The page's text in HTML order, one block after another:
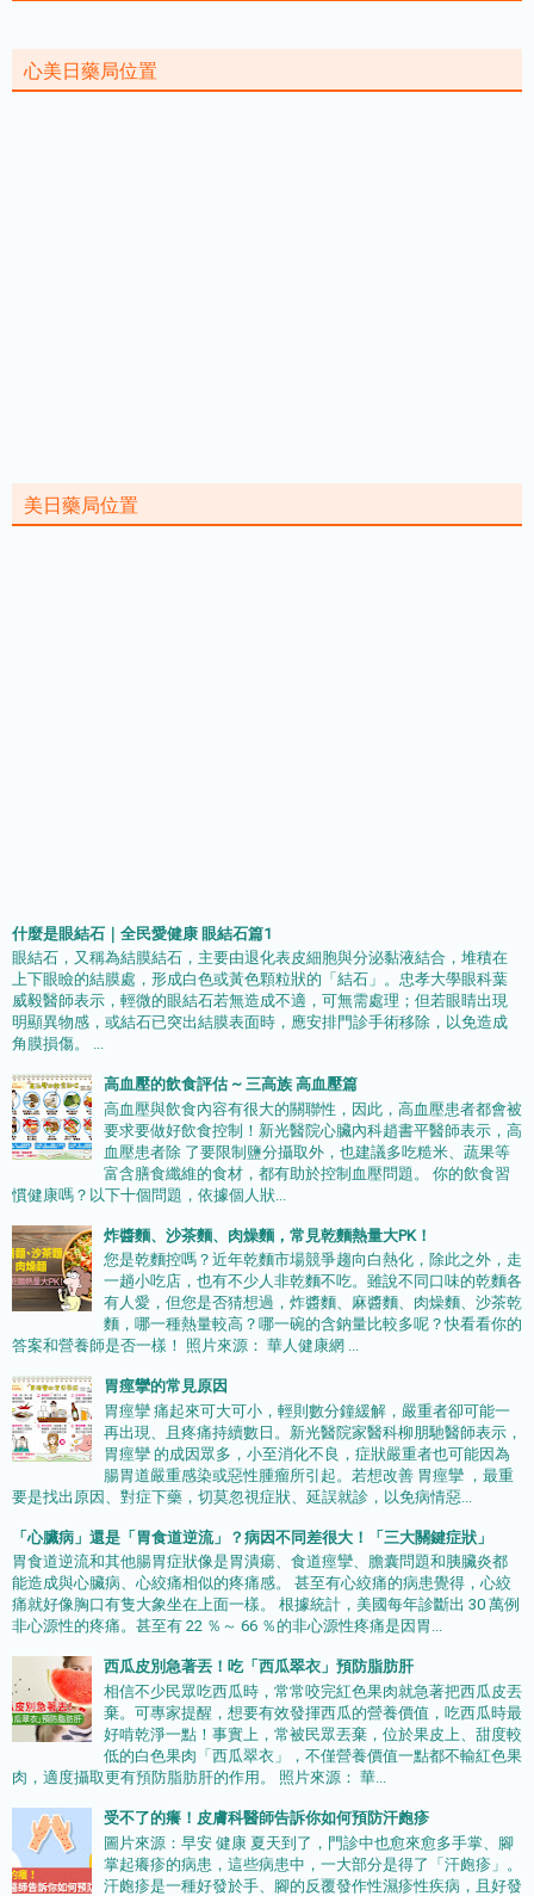
心美日藥局位置
美日藥局位置
什麼是眼結石｜全民愛健康 眼結石篇1
眼結石，又稱為結膜結石，主要由退化表皮細胞與分泌黏液結合，堆積在
上下眼瞼的結膜處，形成白色或黃色顆粒狀的「結石」。忠孝大學眼科葉
威毅醫師表示，輕微的眼結石若無造成不適，可無需處理；但若眼睛出現
明顯異物感，或結石已突出結膜表面時，應安排門診手術移除，以免造成
角膜損傷。 ...
高血壓的飲食評估 ~ 三高族 高血壓篇
高血壓與飲食內容有很大的關聯性，因此，高血壓患者都會被
要求要做好飲食控制！新光醫院心臟內科趙書平醫師表示，高
血壓患者除 了要限制鹽分攝取外，也建議多吃糙米、蔬果等
富含膳食纖維的食材，都有助於控制血壓問題。 你的飲食習
慣健康嗎？以下十個問題，依據個人狀...
炸醬麵、沙茶麵、肉燥麵，常見乾麵熱量大PK！
您是乾麵控嗎？近年乾麵市場競爭趨向白熱化，除此之外，走
一趟小吃店，也有不少人非乾麵不吃。雖說不同口味的乾麵各
有人愛，但您是否猜想過，炸醬麵、麻醬麵、肉燥麵、沙茶乾
麵，哪一種熱量較高？哪一碗的含鈉量比較多呢？快看看你的
答案和營養師是否一樣！ 照片來源： 華人健康網 ...
胃痙攣的常見原因
胃痙攣 痛起來可大可小，輕則數分鐘緩解，嚴重者卻可能一
再出現、且疼痛持續數日。新光醫院家醫科柳朋馳醫師表示，
胃痙攣 的成因眾多，小至消化不良，症狀嚴重者也可能因為
腸胃道嚴重感染或惡性腫瘤所引起。若想改善 胃痙攣 ，最重
要是找出原因、對症下藥，切莫忽視症狀、延誤就診，以免病情惡...
「心臟病」還是「胃食道逆流」？病因不同差很大！「三大關鍵症狀」
胃食道逆流和其他腸胃症狀像是胃潰瘍、食道痙攣、膽囊問題和胰臟炎都
能造成與心臟病、心絞痛相似的疼痛感。 甚至有心絞痛的病患覺得，心絞
痛就好像胸口有隻大象坐在上面一樣。 根據統計，美國每年診斷出 30 萬例
非心源性的疼痛。甚至有 22 ％～ 66 ％的非心源性疼痛是因胃...
西瓜皮別急著丟！吃「西瓜翠衣」預防脂肪肝
相信不少民眾吃西瓜時，常常咬完紅色果肉就急著把西瓜皮丟
棄。可專家提醒，想要有效發揮西瓜的營養價值，吃西瓜時最
好啃乾淨一點！事實上，常被民眾丟棄，位於果皮上、甜度較
低的白色果肉「西瓜翠衣」，不僅營養價值一點都不輸紅色果
肉，適度攝取更有預防脂肪肝的作用。 照片來源： 華...
受不了的癢！皮膚科醫師告訴你如何預防汗皰疹
圖片來源：早安 健康 夏天到了，門診中也愈來愈多手掌、腳
掌起癢疹的病患，這些病患中，一大部分是得了「汗皰疹」。
汗皰疹是一種好發於手、腳的反覆發作性濕疹性疾病，且好發